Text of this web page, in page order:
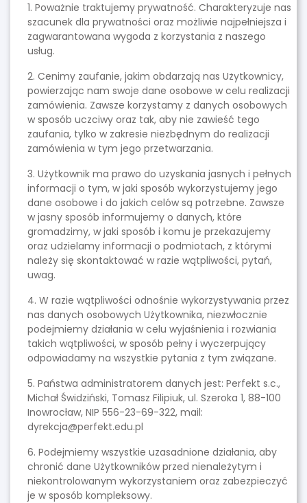
1. Poważnie traktujemy prywatność. Charakteryzuje nas
szacunek dla prywatności oraz możliwie najpełniejsza i
zagwarantowana wygoda z korzystania z naszego
usług.
2. Cenimy zaufanie, jakim obdarzają nas Użytkownicy,
powierzając nam swoje dane osobowe w celu realizacji
zamówienia. Zawsze korzystamy z danych osobowych
w sposób uczciwy oraz tak, aby nie zawieść tego
zaufania, tylko w zakresie niezbędnym do realizacji
zamówienia w tym jego przetwarzania.
3. Użytkownik ma prawo do uzyskania jasnych i pełnych
informacji o tym, w jaki sposób wykorzystujemy jego
dane osobowe i do jakich celów są potrzebne. Zawsze
w jasny sposób informujemy o danych, które
gromadzimy, w jaki sposób i komu je przekazujemy
oraz udzielamy informacji o podmiotach, z którymi
należy się skontaktować w razie wątpliwości, pytań,
uwag.
4. W razie wątpliwości odnośnie wykorzystywania przez
nas danych osobowych Użytkownika, niezwłocznie
podejmiemy działania w celu wyjaśnienia i rozwiania
takich wątpliwości, w sposób pełny i wyczerpujący
odpowiadamy na wszystkie pytania z tym związane.
5. Państwa administratorem danych jest: Perfekt s.c.,
Michał Świdziński, Tomasz Filipiuk, ul. Szeroka 1, 88-100
Inowrocław, NIP 556-23-69-322, mail:
dyrekcja@perfekt.edu.pl
6. Podejmiemy wszystkie uzasadnione działania, aby
chronić dane Użytkowników przed nienależytym i
niekontrolowanym wykorzystaniem oraz zabezpieczyć
je w sposób kompleksowy.